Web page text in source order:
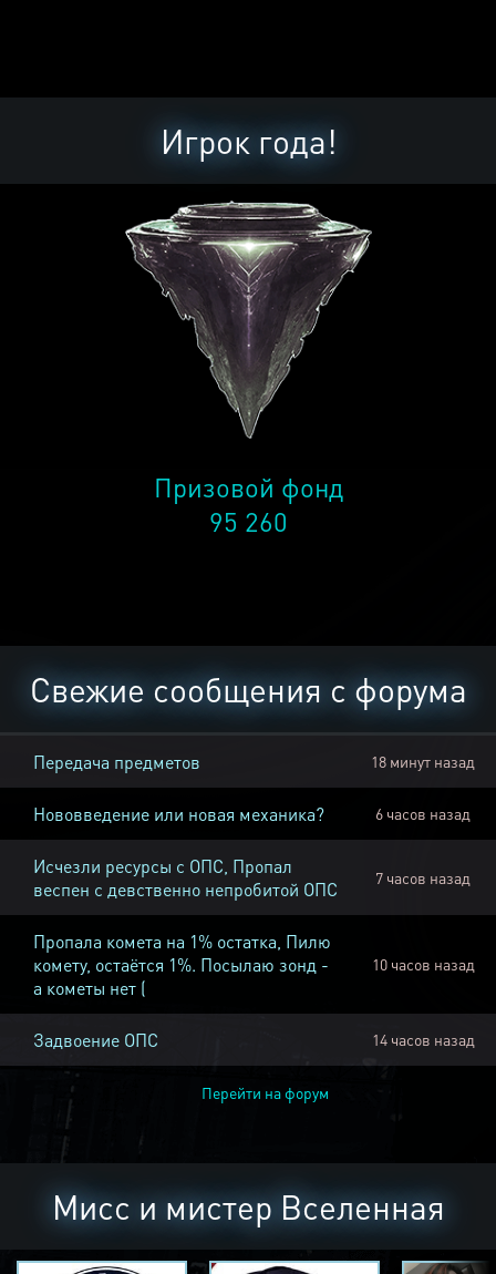
Игрок года!
Призовой фонд
95 260
Свежие сообщения с форума
Передача предметов 18 минут назад
Нововведение или новая механика? 6 часов назад
Исчезли ресурсы с ОПС, Пропал
веспен с девственно непробитой ОПС
7 часов назад
Пропала комета на 1% остатка, Пилю
комету, остаётся 1%. Посылаю зонд -
а кометы нет (
10 часов назад
Задвоение ОПС 14 часов назад
Перейти на форум
Мисс и мистер Вселенная